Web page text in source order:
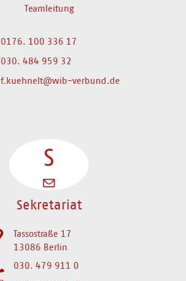
Teamleitung
0176. 100 336 17
030. 484 959 32
f.kuehnelt@wib-verbund.de
S
Sekretariat
Tassostraße 17
13086 Berlin
030. 479 911 0